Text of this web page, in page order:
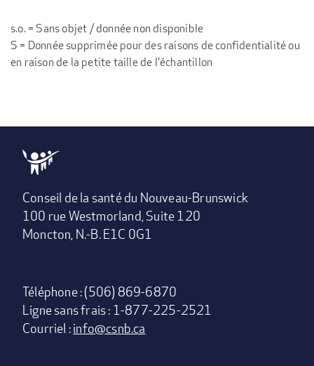
s.o. = Sans objet / donnée non disponible
S = Donnée supprimée pour des raisons de confidentialité ou
en raison de la petite taille de l'échantillon
Conseil de la santé du Nouveau-Brunswick
100 rue Westmorland, Suite 120
Moncton, N.-B. E1C 0G1
Téléphone : (506) 869-6870
Ligne sans frais : 1-877-225-2521
Courriel :info@csnb.ca